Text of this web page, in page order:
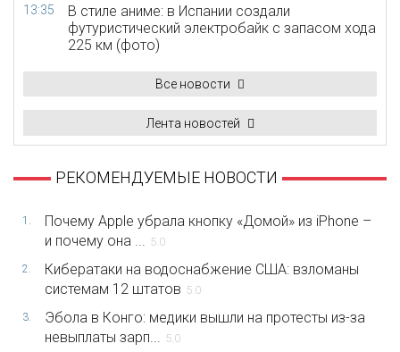
13:35
В стиле аниме: в Испании создали
футуристический электробайк с запасом хода
225 км (фото)
Все новости
Лента новостей
РЕКОМЕНДУЕМЫЕ НОВОСТИ
1.
Почему Apple убрала кнопку «Домой» из iPhone –
и почему она ...
5.0
2.
Кибератаки на водоснабжение США: взломаны
системам 12 штатов 5.0
3.
Эбола в Конго: медики вышли на протесты из-за
невыплаты зарп...
5.0